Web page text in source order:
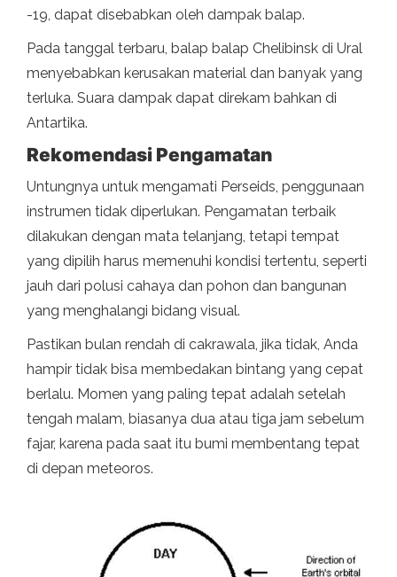
-19, dapat disebabkan oleh dampak balap.
Pada tanggal terbaru, balap balap Chelibinsk di Ural
menyebabkan kerusakan material dan banyak yang
terluka. Suara dampak dapat direkam bahkan di
Antartika.
Rekomendasi Pengamatan
Untungnya untuk mengamati Perseids, penggunaan
instrumen tidak diperlukan. Pengamatan terbaik
dilakukan dengan mata telanjang, tetapi tempat
yang dipilih harus memenuhi kondisi tertentu, seperti
jauh dari polusi cahaya dan pohon dan bangunan
yang menghalangi bidang visual.
Pastikan bulan rendah di cakrawala, jika tidak, Anda
hampir tidak bisa membedakan bintang yang cepat
berlalu. Momen yang paling tepat adalah setelah
tengah malam, biasanya dua atau tiga jam sebelum
fajar, karena pada saat itu bumi membentang tepat
di depan meteoros.